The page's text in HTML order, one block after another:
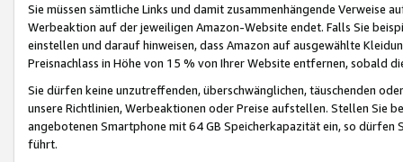
Sie müssen sämtliche Links und damit zusammenhängende
Werbeaktion auf der jeweiligen Amazon-Website endet. Falls Sie
einstellen und darauf hinweisen, dass Amazon auf ausgewählte
Preisnachlass in Höhe von 15 % von Ihrer Website entfernen, sobald
Sie dürfen keine unzutreffenden, überschwänglichen, täuschenden
unsere Richtlinien, Werbeaktionen oder Preise aufstellen. Stellen Sie
angebotenen Smartphone mit 64 GB Speicherkapazität ein, so dürfen
führt.